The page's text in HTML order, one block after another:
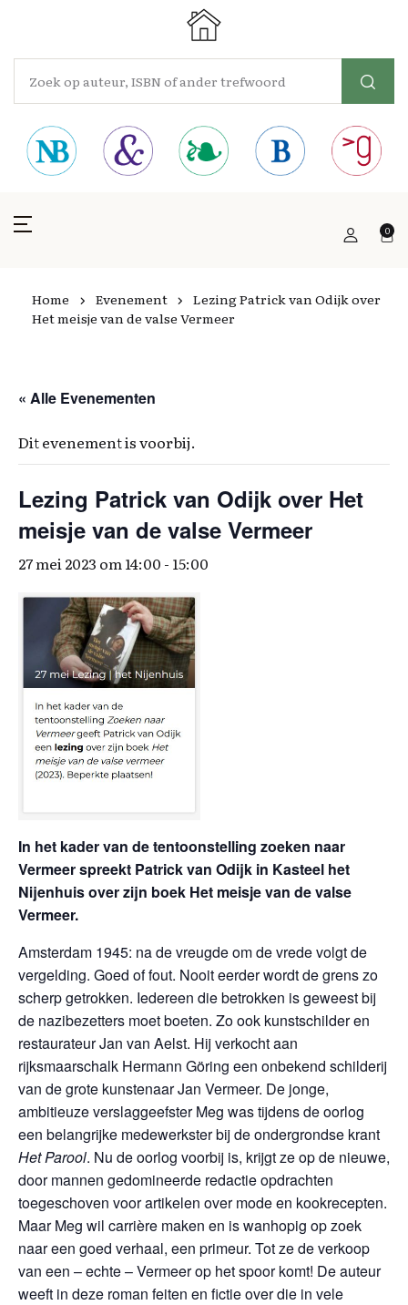
0
Home Evenement
Lezing Patrick van Odijk over
Het meisje van de valse Vermeer
« Alle Evenementen
Dit evenement is voorbij.
Lezing Patrick van Odijk over Het
meisje van de valse Vermeer
27 mei 2023 om 14:00 - 15:00
In het kader van de tentoonstelling zoeken naar
Vermeer spreekt Patrick van Odijk in Kasteel het
Nijenhuis over zijn boek Het meisje van de valse
Vermeer.
Amsterdam 1945: na de vreugde om de vrede volgt de
vergelding. Goed of fout. Nooit eerder wordt de grens zo
scherp getrokken. Iedereen die betrokken is geweest bij
de nazibezetters moet boeten. Zo ook kunstschilder en
restaurateur Jan van Aelst. Hij verkocht aan
rijksmaarschalk Hermann Göring een onbekend schilderij
van de grote kunstenaar Jan Vermeer. De jonge,
ambitieuze verslaggeefster Meg was tijdens de oorlog
een belangrijke medewerkster bij de ondergrondse krant
Het Parool. Nu de oorlog voorbij is, krijgt ze op de nieuwe,
door mannen gedomineerde redactie opdrachten
toegeschoven voor artikelen over mode en kookrecepten.
Maar Meg wil carrière maken en is wanhopig op zoek
naar een goed verhaal, een primeur. Tot ze de verkoop
van een – echte – Vermeer op het spoor komt! De auteur
weeft in deze roman feiten en fictie over die in vele